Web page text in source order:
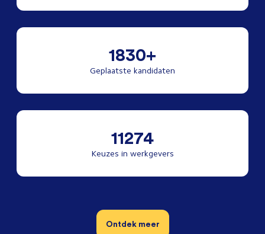
1830+
Geplaatste kandidaten
11274
Keuzes in werkgevers
Ontdek meer